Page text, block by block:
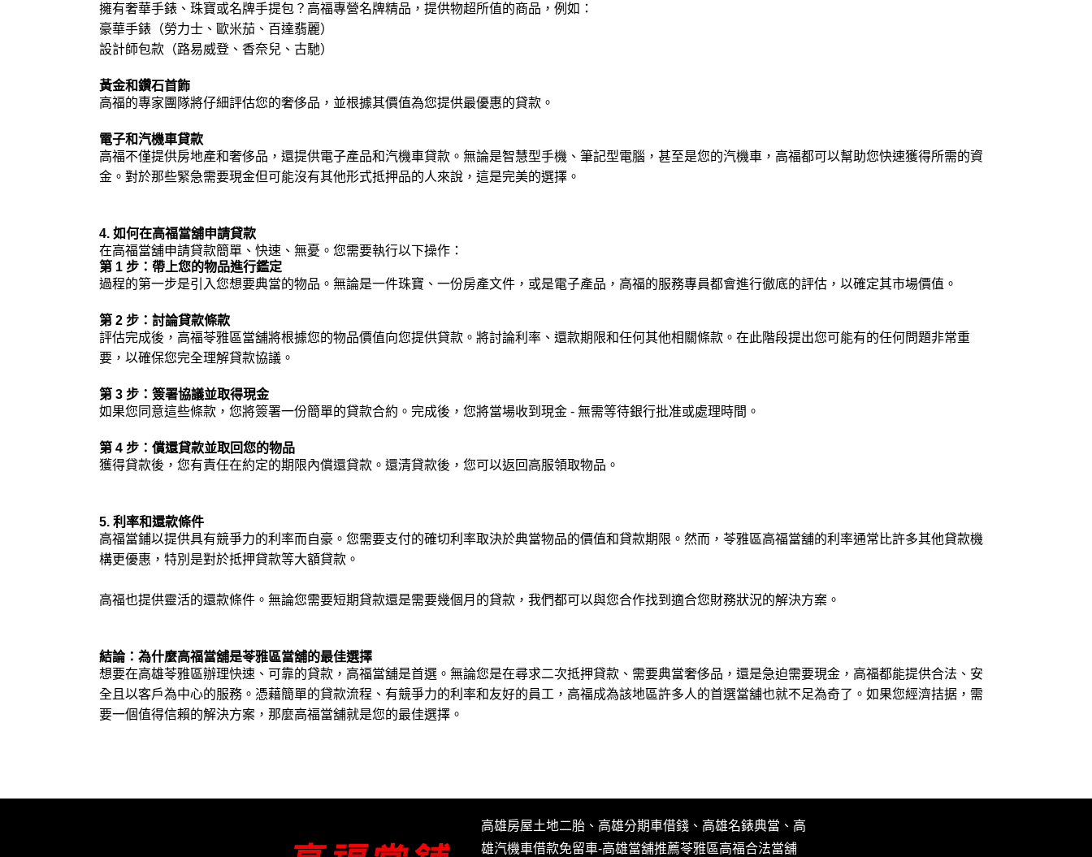
擁有奢華手錶、珠寶或名牌手提包？高福專營名牌精品，提供物超所值的商品，例如：
豪華手錶（勞力士、歐米茄、百達翡麗）
設計師包款（路易威登、香奈兒、古馳）
黃金和鑽石首飾
高福的專家團隊將仔細評估您的奢侈品，並根據其價值為您提供最優惠的貸款。
電子和汽機車貸款
高福不僅提供房地產和奢侈品，還提供電子產品和汽機車貸款。無論是智慧型手機、筆記型電腦，甚至是您的汽機車，高福都可以幫助您快速獲得所需的資
金。對於那些緊急需要現金但可能沒有其他形式抵押品的人來說，這是完美的選擇。
4. 如何在高福當舖申請貸款
在高福當舖申請貸款簡單、快速、無憂。您需要執行以下操作：
第 1 步：帶上您的物品進行鑑定
過程的第一步是引入您想要典當的物品。無論是一件珠寶、一份房產文件，或是電子產品，高福的服務專員都會進行徹底的評估，以確定其市場價值。
第 2 步：討論貸款條款
評估完成後，高福苓雅區當舖將根據您的物品價值向您提供貸款。將討論利率、還款期限和任何其他相關條款。在此階段提出您可能有的任何問題非常重
要，以確保您完全理解貸款協議。
第 3 步：簽署協議並取得現金
如果您同意這些條款，您將簽署一份簡單的貸款合約。完成後，您將當場收到現金 - 無需等待銀行批准或處理時間。
第 4 步：償還貸款並取回您的物品
獲得貸款後，您有責任在約定的期限內償還貸款。還清貸款後，您可以返回高服領取物品。
5. 利率和還款條件
高福當鋪以提供具有競爭力的利率而自豪。您需要支付的確切利率取決於典當物品的價值和貸款期限。然而，苓雅區高福當舖的利率通常比許多其他貸款機
構更優惠，特別是對於抵押貸款等大額貸款。
高福也提供靈活的還款條件。無論您需要短期貸款還是需要幾個月的貸款，我們都可以與您合作找到適合您財務狀況的解決方案。
結論：為什麼高福當舖是苓雅區當舖的最佳選擇
想要在高雄苓雅區辦理快速、可靠的貸款，高福當舖是首選。無論您是在尋求二次抵押貸款、需要典當奢侈品，還是急迫需要現金，高福都能提供合法、安
全且以客戶為中心的服務。憑藉簡單的貸款流程、有競爭力的利率和友好的員工，高福成為該地區許多人的首選當舖也就不足為奇了。 如果您經濟拮据，需
要一個值得信賴的解決方案，那麼高福當舖就是您的最佳選擇。
高雄房屋土地二胎、高雄分期車借錢、高雄名錶典當、高
雄汽機車借款免留車-高雄當舖推薦苓雅區高福合法當舖